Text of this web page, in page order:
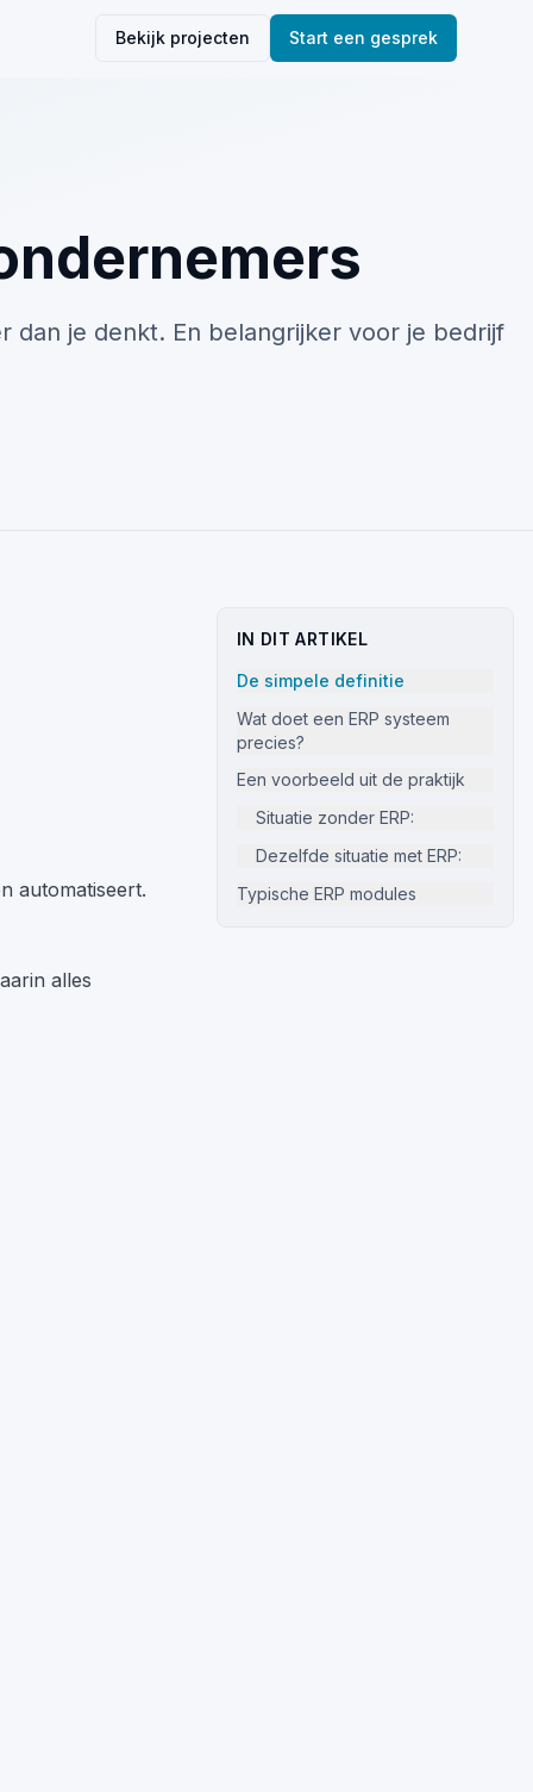
Bekijk projecten Start een gesprek
dan je denkt. En belangrijker voor je bedrijf
automatiseert.
alles
IN DIT ARTIKEL
De simpele definitie
Wat doet een ERP systeem
precies?
Een voorbeeld uit de praktijk
Situatie zonder ERP:
Dezelfde situatie met ERP:
Typische ERP modules